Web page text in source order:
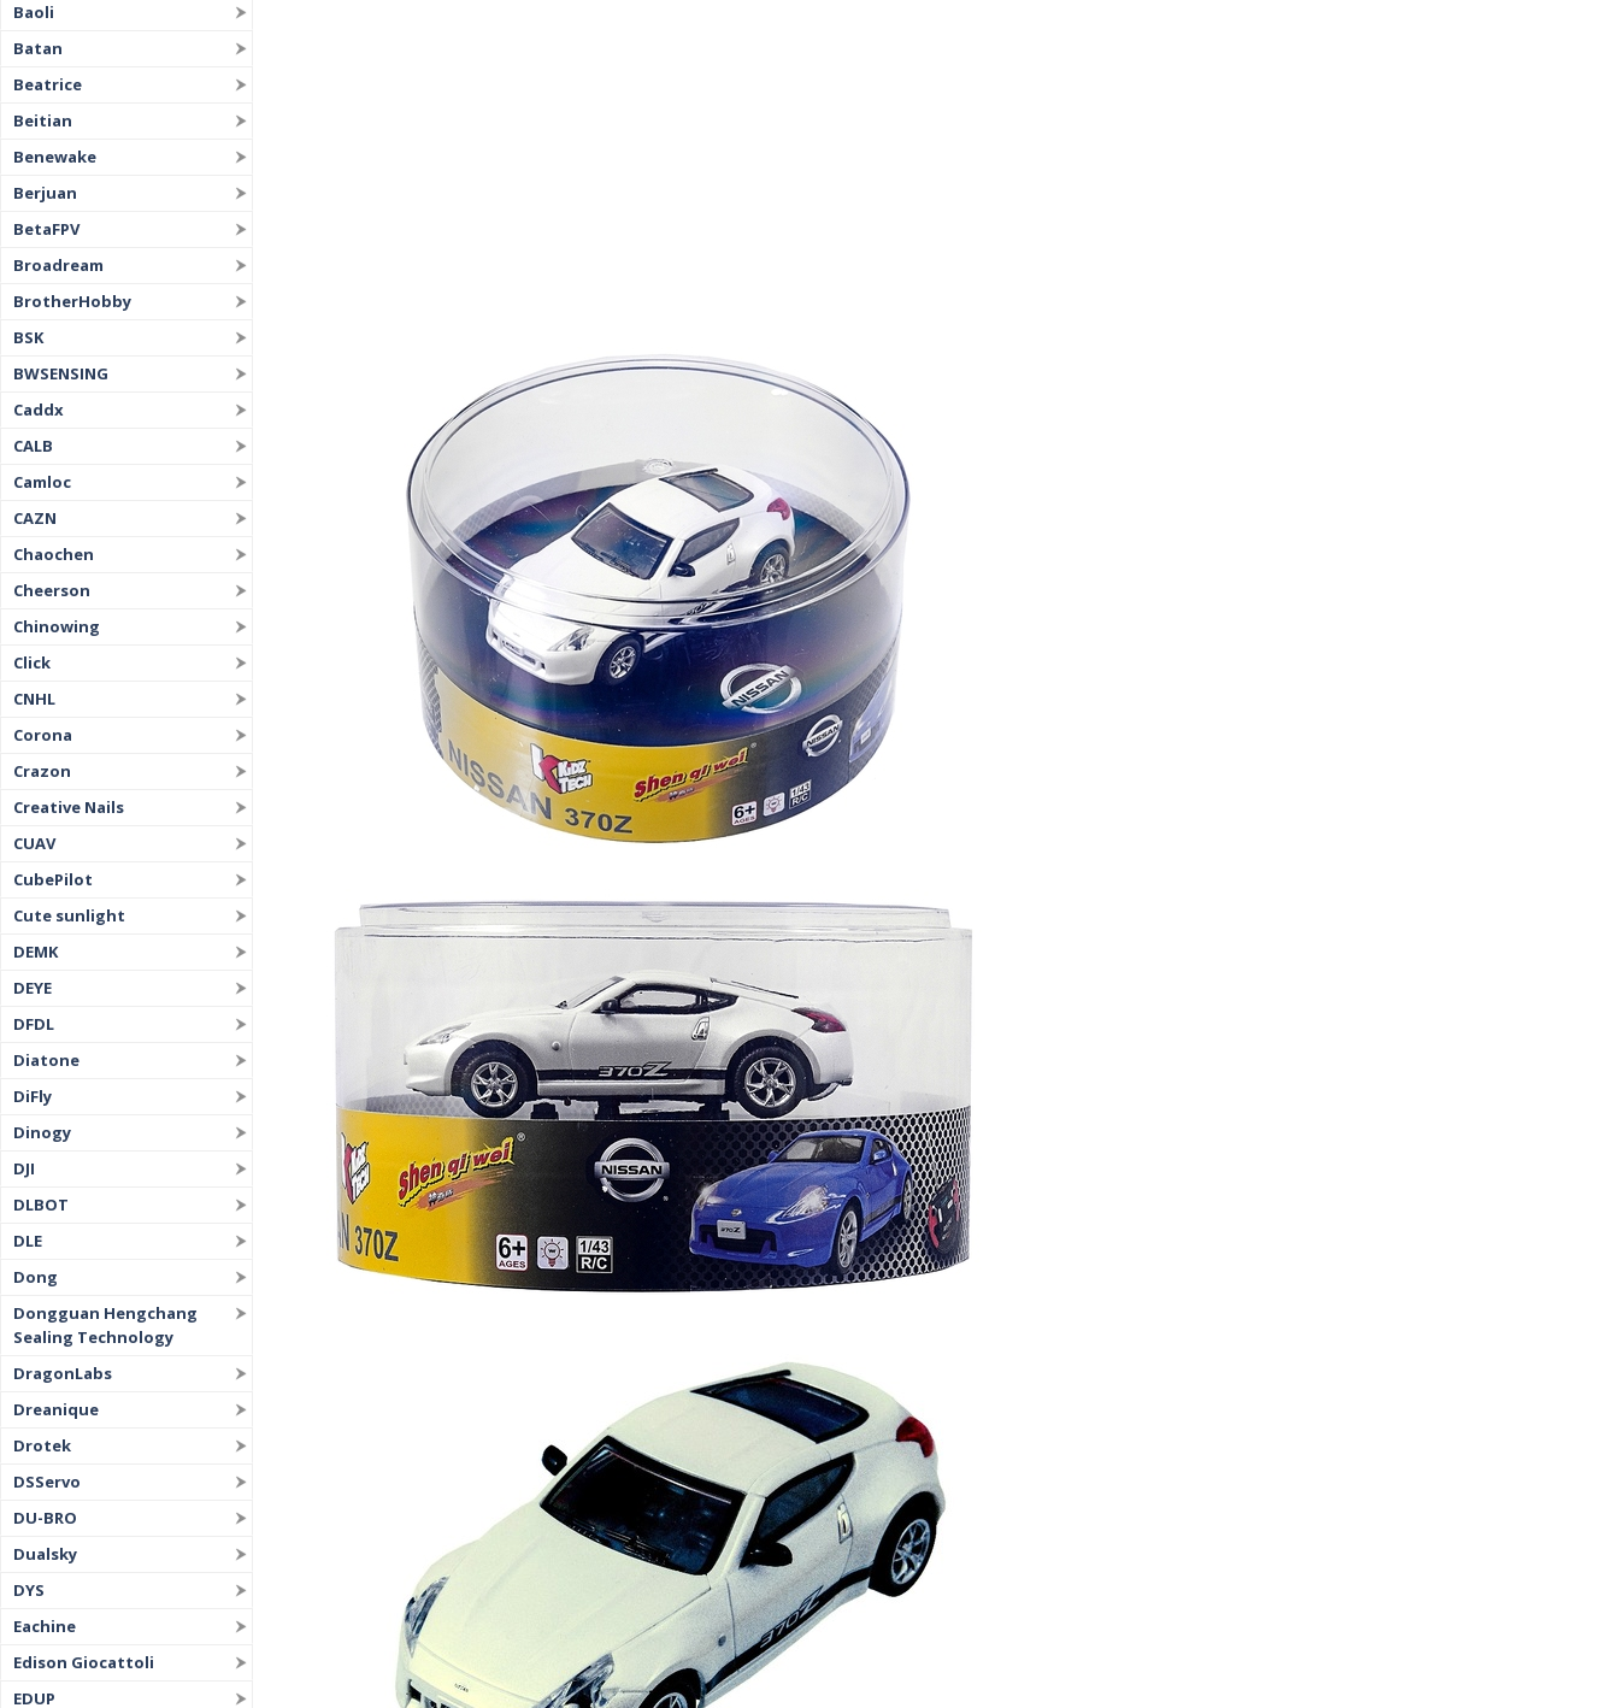
Baoli
Batan
Beatrice
Beitian
Benewake
Berjuan
BetaFPV
Broadream
BrotherHobby
BSK
BWSENSING
Caddx
CALB
Camloc
CAZN
Chaochen
Cheerson
Chinowing
Click
CNHL
Corona
Crazon
Creative Nails
CUAV
CubePilot
Cute sunlight
DEMK
DEYE
DFDL
Diatone
DiFly
Dinogy
DJI
DLBOT
DLE
Dong
Dongguan Hengchang
Sealing Technology
DragonLabs
Dreanique
Drotek
DSServo
DU-BRO
Dualsky
DYS
Eachine
Edison Giocattoli
EDUP